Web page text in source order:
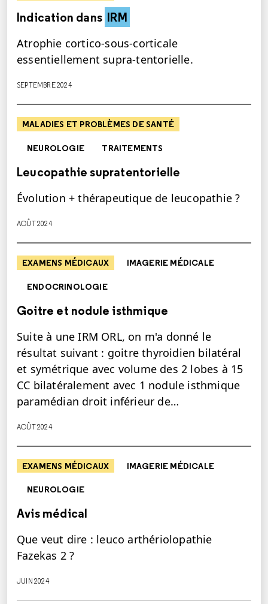
Indication dans IRM
Atrophie cortico-sous-corticale
essentiellement supra-tentorielle.
SEPTEMBRE 2024
MALADIES ET PROBLÈMES DE SANTÉ
NEUROLOGIE TRAITEMENTS
Leucopathie supratentorielle
Évolution + thérapeutique de leucopathie ?
AOÛT 2024
EXAMENS MÉDICAUX IMAGERIE MÉDICALE
ENDOCRINOLOGIE
Goitre et nodule isthmique
Suite à une IRM ORL, on m'a donné le
résultat suivant : goitre thyroidien bilatéral
et symétrique avec volume des 2 lobes à 15
CC bilatéralement avec 1 nodule isthmique
paramédian droit inférieur de…
AOÛT 2024
EXAMENS MÉDICAUX IMAGERIE MÉDICALE
NEUROLOGIE
Avis médical
Que veut dire : leuco arthériolopathie
Fazekas 2 ?
JUIN 2024